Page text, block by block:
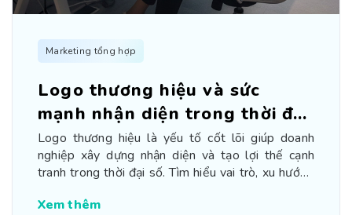
Marketing tổng hợp
Logo thương hiệu và sức
mạnh nhận diện trong thời đại
số
Logo thương hiệu là yếu tố cốt lõi giúp doanh
nghiệp xây dựng nhận diện và tạo lợi thế cạnh
tranh trong thời đại số. Tìm hiểu vai trò, xu hướng
Xem thêm